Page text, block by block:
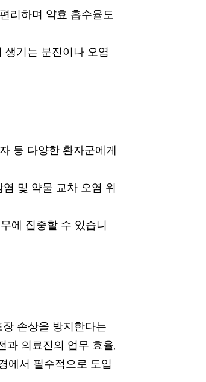
리하며 약효 흡수율도
생기는 분진이나 오염
등 다양한 환자군에게
및 약물 교차 오염 위
에 집중할 수 있습니
손상을 방지한다는
과 의료진의 업무 효율,
에서 필수적으로 도입